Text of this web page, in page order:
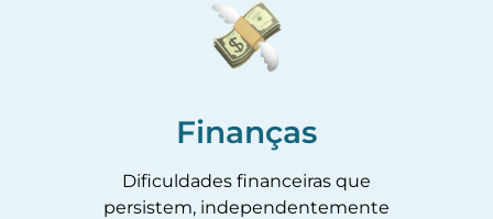
Finanças
Dificuldades financeiras que
persistem, independentemente